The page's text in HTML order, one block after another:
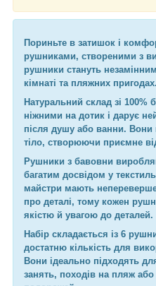
Пориньте в затишок і
рушниками, створеними з
рушники стануть
кімнаті та пляжних пригодах.
Натуральний склад зі
ніжними на дотик і дарує
після душу або ванни.
тіло, створюючи приємне
Рушники з бавовни
багатим досвідом у
майстри мають
про деталі, тому кожен
якістю й увагою до деталей.
Набір складається із 6
достатню кількість для
Вони ідеально підходять
занять, походів на пляж